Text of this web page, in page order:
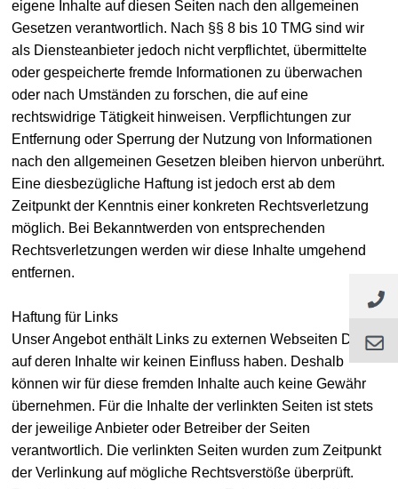
eigene Inhalte auf diesen Seiten nach den allgemeinen
Gesetzen verantwortlich. Nach §§ 8 bis 10 TMG sind wir
als Diensteanbieter jedoch nicht verpflichtet, übermittelte
oder gespeicherte fremde Informationen zu überwachen
oder nach Umständen zu forschen, die auf eine
rechtswidrige Tätigkeit hinweisen. Verpflichtungen zur
Entfernung oder Sperrung der Nutzung von Informationen
nach den allgemeinen Gesetzen bleiben hiervon unberührt.
Eine diesbezügliche Haftung ist jedoch erst ab dem
Zeitpunkt der Kenntnis einer konkreten Rechtsverletzung
möglich. Bei Bekanntwerden von entsprechenden
Rechtsverletzungen werden wir diese Inhalte umgehend
entfernen.
Haftung für Links
Unser Angebot enthält Links zu externen Webseiten Dritter,
auf deren Inhalte wir keinen Einfluss haben. Deshalb
können wir für diese fremden Inhalte auch keine Gewähr
übernehmen. Für die Inhalte der verlinkten Seiten ist stets
der jeweilige Anbieter oder Betreiber der Seiten
verantwortlich. Die verlinkten Seiten wurden zum Zeitpunkt
der Verlinkung auf mögliche Rechtsverstöße überprüft.